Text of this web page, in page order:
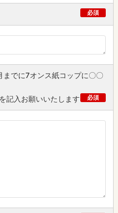
必須
でに7オンス紙コップに〇〇
記入お願いいたします
必須